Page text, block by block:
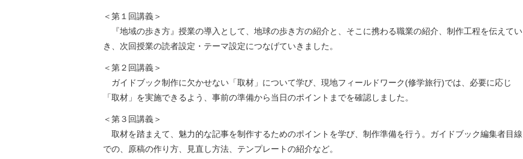
＜第１回講義＞
『地域の歩き方』授業の導入として、地球の歩き方の紹介と、そこに携わる職業の紹介、制作工程を伝えてい
き、次回授業の読者設定・テーマ設定につなげていきました。
＜第２回講義＞
ガイドブック制作に欠かせない「取材」について学び、現地フィールドワーク(修学旅行)では、必要に応じ
「取材」を実施できるよう、事前の準備から当日のポイントまでを確認しました。
＜第３回講義＞
取材を踏まえて、魅力的な記事を制作するためのポイントを学び、制作準備を行う。ガイドブック編集者目線
での、原稿の作り方、見直し方法、テンプレートの紹介など。